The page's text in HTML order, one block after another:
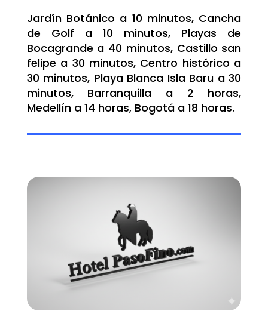
Jardín Botánico a 10 minutos, Cancha
de Golf a 10 minutos, Playas de
Bocagrande a 40 minutos, Castillo san
felipe a 30 minutos, Centro histórico a
30 minutos, Playa Blanca Isla Baru a 30
minutos, Barranquilla a 2 horas,
Medellín a 14 horas, Bogotá a 18 horas.